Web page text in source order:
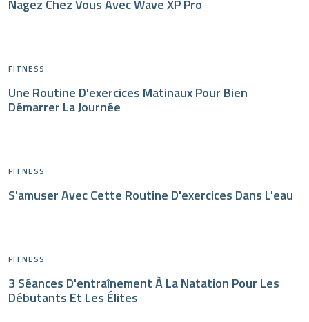
Nagez Chez Vous Avec Wave XP Pro
FITNESS
Une Routine D'exercices Matinaux Pour Bien
Démarrer La Journée
FITNESS
S'amuser Avec Cette Routine D'exercices Dans L'eau
FITNESS
3 Séances D'entraînement À La Natation Pour Les
Débutants Et Les Élites